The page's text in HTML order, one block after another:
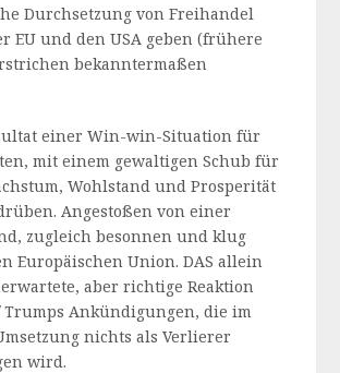
Durchsetzung von Freihandel
EU und den USA geben (frühere
bekanntermaßen
einer Win-win-Situation für
mit einem gewaltigen Schub für
Wohlstand und Prosperität
Angestoßen von einer
zugleich besonnen und klug
Europäischen Union. DAS allein
aber richtige Reaktion
Trumps Ankündigungen, die im
nichts als Verlierer
wird.